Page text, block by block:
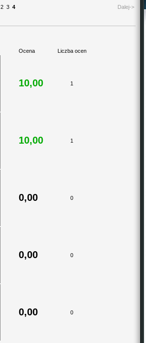
2 3 4 Dalej->
Ocena Liczba ocen
10,00 1
10,00 1
0,00 0
0,00 0
0,00 0